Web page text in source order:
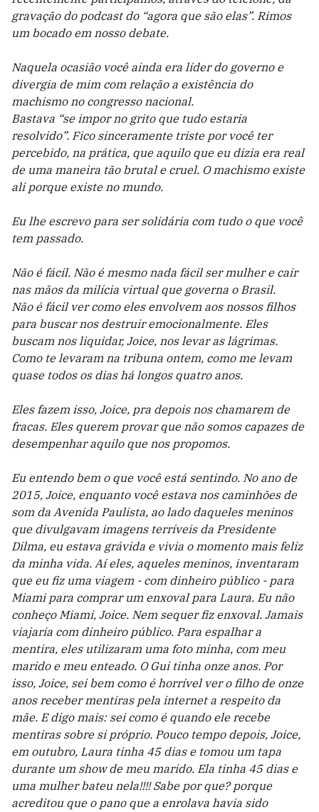
gravação do podcast do “agora que são elas”. Rimos
um bocado em nosso debate.
Naquela ocasião você ainda era líder do governo e
divergia de mim com relação a existência do
machismo no congresso nacional.
Bastava “se impor no grito que tudo estaria
resolvido”. Fico sinceramente triste por você ter
percebido, na prática, que aquilo que eu dizia era real
de uma maneira tão brutal e cruel. O machismo existe
ali porque existe no mundo.
Eu lhe escrevo para ser solidária com tudo o que você
tem passado.
Não é fácil. Não é mesmo nada fácil ser mulher e cair
nas mãos da milícia virtual que governa o Brasil.
Não é fácil ver como eles envolvem aos nossos filhos
para buscar nos destruir emocionalmente. Eles
buscam nos liquidar, Joice, nos levar as lágrimas.
Como te levaram na tribuna ontem, como me levam
quase todos os dias há longos quatro anos.
Eles fazem isso, Joice, pra depois nos chamarem de
fracas. Eles querem provar que não somos capazes de
desempenhar aquilo que nos propomos.
Eu entendo bem o que você está sentindo. No ano de
2015, Joice, enquanto você estava nos caminhões de
som da Avenida Paulista, ao lado daqueles meninos
que divulgavam imagens terríveis da Presidente
Dilma, eu estava grávida e vivia o momento mais feliz
da minha vida. Aí eles, aqueles meninos, inventaram
que eu fiz uma viagem - com dinheiro público - para
Miami para comprar um enxoval para Laura. Eu não
conheço Miami, Joice. Nem sequer fiz enxoval. Jamais
viajaria com dinheiro público. Para espalhar a
mentira, eles utilizaram uma foto minha, com meu
marido e meu enteado. O Gui tinha onze anos. Por
isso, Joice, sei bem como é horrível ver o filho de onze
anos receber mentiras pela internet a respeito da
mãe. E digo mais: sei como é quando ele recebe
mentiras sobre si próprio. Pouco tempo depois, Joice,
em outubro, Laura tinha 45 dias e tomou um tapa
durante um show de meu marido. Ela tinha 45 dias e
uma mulher bateu nela!!!! Sabe por que? porque
acreditou que o pano que a enrolava havia sido